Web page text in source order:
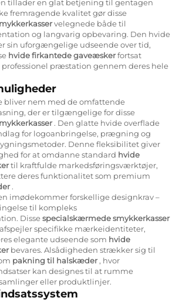
tillader en glat betjening til gentagen
fremragende kvalitet gør disse
velegnede både til
og langvarig opbevaring. Den hvide
sin uforgængelige udseende over tid,
hvide firkantede gaveæskerfortsat
præstation gennem deres hele
bliver nem med de omfattende
der er tilgængelige for disse
. Den glatte hvide overflade
for logoanbringelse, prægning og
Denne fleksibilitet giver
for at omdanne standard hvide
til kraftfulde markedsføringsværktøjer,
deres funktionalitet som premium
.
imødekommer forskellige designkrav –
til kompleks
Dissespecialskærmede smykkerkasser
afspejler specifikke mærkeidentiteter,
elegante udseende som hvide
bevares. Alsådigheden strækker sig til
pakning til halskæder, hvor
kan designes til at rumme
eller produktlinjer.